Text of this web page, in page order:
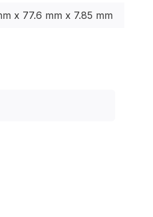
x 77.6 mm x 7.85 mm